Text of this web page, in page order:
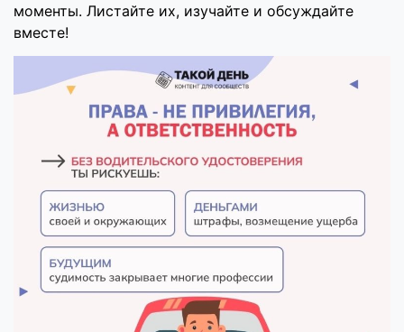
моменты. Листайте их, изучайте и обсуждайте
вместе!